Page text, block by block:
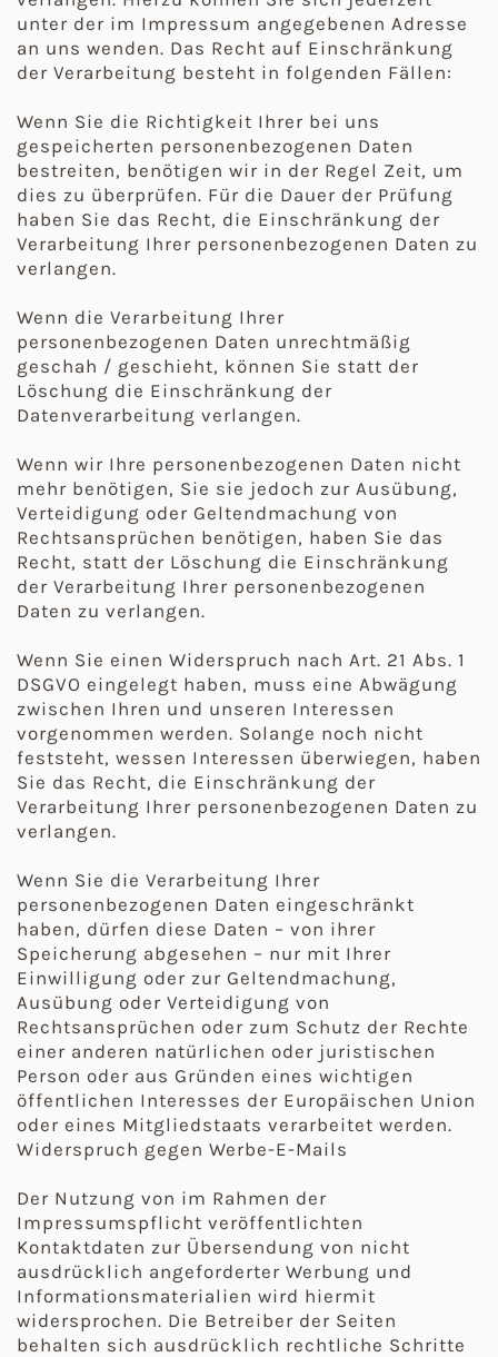
unter der im Impressum angegebenen Adresse
an uns wenden. Das Recht auf Einschränkung
der Verarbeitung besteht in folgenden Fällen:
Wenn Sie die Richtigkeit Ihrer bei uns
gespeicherten personenbezogenen Daten
bestreiten, benötigen wir in der Regel Zeit, um
dies zu überprüfen. Für die Dauer der Prüfung
haben Sie das Recht, die Einschränkung der
Verarbeitung Ihrer personenbezogenen Daten zu
verlangen.
Wenn die Verarbeitung Ihrer
personenbezogenen Daten unrechtmäßig
geschah / geschieht, können Sie statt der
Löschung die Einschränkung der
Datenverarbeitung verlangen.
Wenn wir Ihre personenbezogenen Daten nicht
mehr benötigen, Sie sie jedoch zur Ausübung,
Verteidigung oder Geltendmachung von
Rechtsansprüchen benötigen, haben Sie das
Recht, statt der Löschung die Einschränkung
der Verarbeitung Ihrer personenbezogenen
Daten zu verlangen.
Wenn Sie einen Widerspruch nach Art. 21 Abs. 1
DSGVO eingelegt haben, muss eine Abwägung
zwischen Ihren und unseren Interessen
vorgenommen werden. Solange noch nicht
feststeht, wessen Interessen überwiegen, haben
Sie das Recht, die Einschränkung der
Verarbeitung Ihrer personenbezogenen Daten zu
verlangen.
Wenn Sie die Verarbeitung Ihrer
personenbezogenen Daten eingeschränkt
haben, dürfen diese Daten – von ihrer
Speicherung abgesehen – nur mit Ihrer
Einwilligung oder zur Geltendmachung,
Ausübung oder Verteidigung von
Rechtsansprüchen oder zum Schutz der Rechte
einer anderen natürlichen oder juristischen
Person oder aus Gründen eines wichtigen
öffentlichen Interesses der Europäischen Union
oder eines Mitgliedstaats verarbeitet werden.
Widerspruch gegen Werbe-E-Mails
Der Nutzung von im Rahmen der
Impressumspflicht veröffentlichten
Kontaktdaten zur Übersendung von nicht
ausdrücklich angeforderter Werbung und
Informationsmaterialien wird hiermit
widersprochen. Die Betreiber der Seiten
behalten sich ausdrücklich rechtliche Schritte